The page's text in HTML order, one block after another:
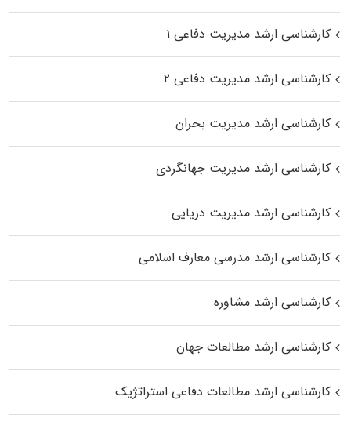
کارشناسی ارشد مدیریت دفاعی ۱
کارشناسی ارشد مدیریت دفاعی ۲
کارشناسی ارشد مدیریت بحران
کارشناسی ارشد مدیریت جهانگردی
کارشناسی ارشد مدیریت دریایی
کارشناسی ارشد مدرسی معارف اسلامی
کارشناسی ارشد مشاوره
کارشناسی ارشد مطالعات جهان
کارشناسی ارشد مطالعات دفاعی استراتژیک